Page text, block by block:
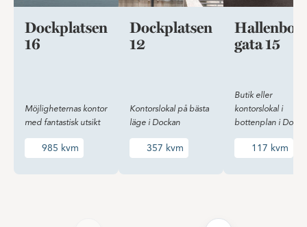
Dockplatsen
16
Möjligheternas kontor
med fantastisk utsikt
985 kvm
Dockplatsen
12
Kontorslokal på bästa
läge i Dockan
357 kvm
gata 15
Butik eller
kontorslokal i
bottenplan i
117 kvm